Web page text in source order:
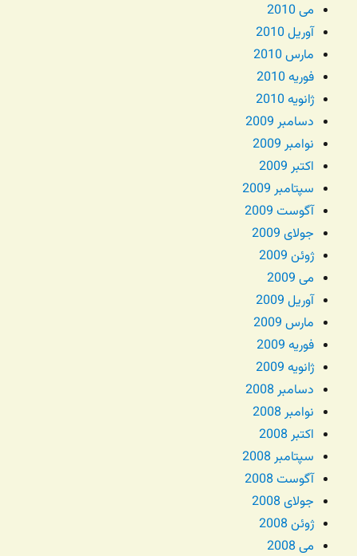
می 2010
آوریل 2010
مارس 2010
فوریه 2010
ژانویه 2010
دسامبر 2009
نوامبر 2009
اکتبر 2009
سپتامبر 2009
آگوست 2009
جولای 2009
ژوئن 2009
می 2009
آوریل 2009
مارس 2009
فوریه 2009
ژانویه 2009
دسامبر 2008
نوامبر 2008
اکتبر 2008
سپتامبر 2008
آگوست 2008
جولای 2008
ژوئن 2008
می 2008